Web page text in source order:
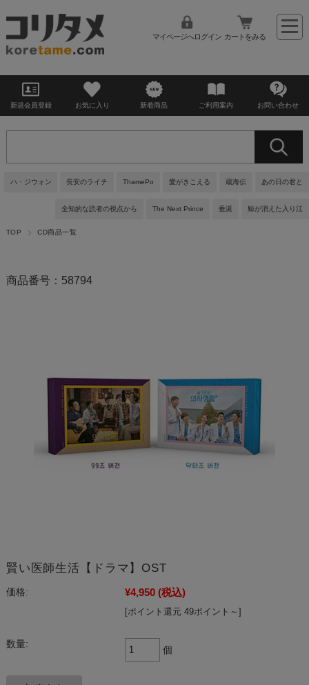
マイページへログイン カートをみる
新規会員登録 お気に入り 新着商品 ご利用案内 お問い合わせ
ハ・ジウォン 長安のライチ ThamePo 愛がきこえる 蔵海伝 あの日の君と
全知的な読者の視点から The Next Prince 垂涎 鯨が消えた入り江
TOP CD商品一覧
商品番号：58794
賢い医師生活【ドラマ】OST
価格: ¥4,950 (税込)
[ポイント還元 49ポイント～]
数量:
個